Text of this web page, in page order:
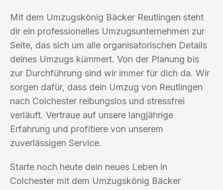
Mit dem Umzugskönig Bäcker Reutlingen steht
dir ein professionelles Umzugsunternehmen zur
Seite, das sich um alle organisatorischen Details
deines Umzugs kümmert. Von der Planung bis
zur Durchführung sind wir immer für dich da. Wir
sorgen dafür, dass dein Umzug von Reutlingen
nach Colchester reibungslos und stressfrei
verläuft. Vertraue auf unsere langjährige
Erfahrung und profitiere von unserem
zuverlässigen Service.
Starte noch heute dein neues Leben in
Colchester mit dem Umzugskönig Bäcker